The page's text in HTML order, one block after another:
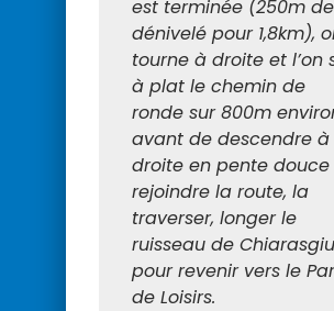
est terminée (250m de
dénivelé pour 1,8km),
tourne à droite et l’on
à plat le chemin de
ronde sur 800m
avant de descendre à
droite en pente douce
rejoindre la route, la
traverser, longer le
ruisseau de Chiarasgiu
pour revenir vers le
de Loisirs.